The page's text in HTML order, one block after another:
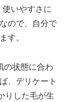
いやすさに
ので、自分で
す。
の状態に合わ
、デリケート
りした毛が生